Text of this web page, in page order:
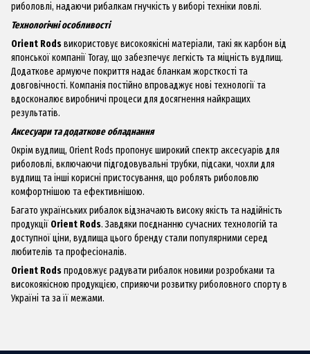
риболовлі, надаючи рибалкам гнучкість у виборі техніки ловлі.
Технологічні особливості
Orient Rodsвикористовує високоякісні матеріали, такі як карбон від
японської компанії Toray, що забезпечує легкість та міцність вудлищ.
Додаткове армуюче покриття надає бланкам жорсткості та
довговічності. Компанія постійно впроваджує нові технології та
вдосконалює виробничі процеси для досягнення найкращих
результатів.
Аксесуари та додаткове обладнання
Окрім вудлищ, Orient Rods пропонує широкий спектр аксесуарів для
риболовлі, включаючи підгодовувальні трубки, підсаки, чохли для
вудлищ та інші корисні пристосування, що роблять риболовлю
комфортнішою та ефективнішою.
Багато українських рибалок відзначають високу якість та надійність
продукції Orient Rods. Завдяки поєднанню сучасних технологій та
доступної ціни, вудлища цього бренду стали популярними серед
любителів та професіоналів.
Orient Rodsпродовжує радувати рибалок новими розробками та
високоякісною продукцією, сприяючи розвитку риболовного спорту в
Україні та за її межами.